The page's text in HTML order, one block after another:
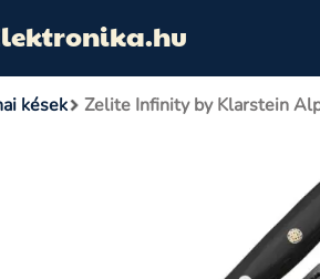
kések Zelite Infinity by Klarstein